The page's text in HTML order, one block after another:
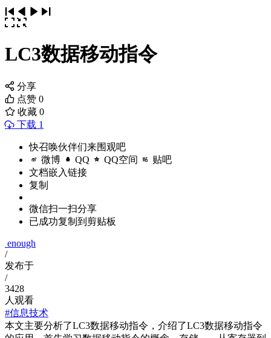
LC3数据移动指令
分享
点赞 0
收藏 0
下载 1
快召唤伙伴们来围观吧
微博 QQ QQ空间 贴吧
文档嵌入链接
复制
微信扫一扫分享
已成功复制到剪贴板
enough
/
发布于
/
3428
人观看
#信息技术
本文主要分析了LC3数据移动指令，介绍了LC3数据移动指令